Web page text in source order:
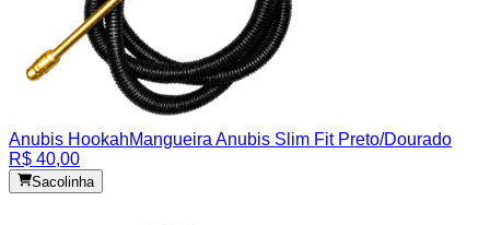
Anubis HookahMangueira Anubis Slim Fit Preto/Dourado
R$ 40,00
Sacolinha